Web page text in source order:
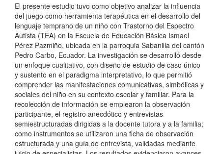
El presente estudio tuvo como objetivo analizar la influencia
del juego como herramienta terapéutica en el desarrollo del
lenguaje temprano de un niño con Trastorno del Espectro
Autista (TEA) en la Escuela de Educación Básica Ismael
Pérez Pazmiño, ubicada en la parroquia Sabanilla del cantón
Pedro Carbo, Ecuador. La investigación se desarrolló desde
un enfoque cualitativo, con diseño de estudio de caso único
y sustento en el paradigma interpretativo, lo que permitió
comprender las manifestaciones comunicativas, simbólicas y
sociales del niño en su contexto escolar y familiar. Para la
recolección de información se emplearon la observación
participante, el registro anecdótico y entrevistas
semiestructuradas dirigidas a la docente tutora y a la familia;
como instrumentos se utilizaron una ficha de observación
estructurada y una guía de entrevista, validadas mediante